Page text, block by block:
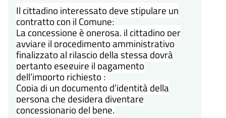
Il cittadino interessato deve stipulare un
contratto con il Comune;
La concessione è onerosa, il cittadino per
avviare il procedimento amministrativo
finalizzato al rilascio della stessa dovrà
pertanto eseguire il pagamento
dell’importo richiesto ;
Copia di un documento d’identità della
persona che desidera diventare
concessionario del bene.